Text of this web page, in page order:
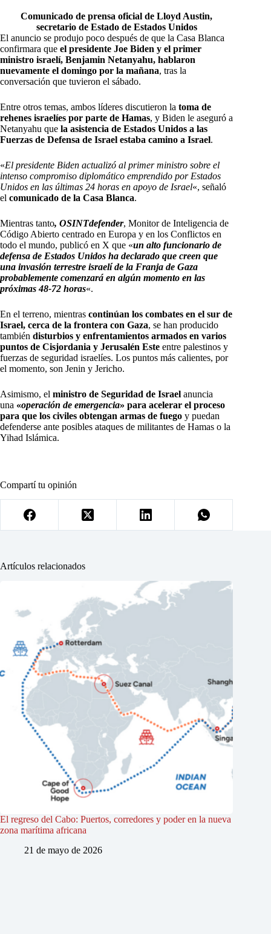
Comunicado de prensa oficial de Lloyd Austin,
secretario de Estado de Estados Unidos
El anuncio se produjo poco después de que la Casa Blanca
confirmara que el presidente Joe Biden y el primer
ministro israelí, Benjamin Netanyahu, hablaron
nuevamente el domingo por la mañana, tras la
conversación que tuvieron el sábado.
Entre otros temas, ambos líderes discutieron la toma de
rehenes israelíes por parte de Hamas, y Biden le aseguró a
Netanyahu que la asistencia de Estados Unidos a las
Fuerzas de Defensa de Israel estaba camino a Israel.
«El presidente Biden actualizó al primer ministro sobre el
intenso compromiso diplomático emprendido por Estados
Unidos en las últimas 24 horas en apoyo de Israel«, señaló
el comunicado de la Casa Blanca.
Mientras tanto, OSINTdefender, Monitor de Inteligencia de
Código Abierto centrado en Europa y en los Conflictos en
todo el mundo, publicó en X que «un alto funcionario de
defensa de Estados Unidos ha declarado que creen que
una invasión terrestre israelí de la Franja de Gaza
probablemente comenzará en algún momento en las
próximas 48-72 horas«.
En el terreno, mientras continúan los combates en el sur de
Israel, cerca de la frontera con Gaza, se han producido
también disturbios y enfrentamientos armados en varios
puntos de Cisjordania y Jerusalén Este entre palestinos y
fuerzas de seguridad israelíes. Los puntos más calientes, por
el momento, son Jenin y Jericho.
Asimismo, el ministro de Seguridad de Israel anuncia
una «operación de emergencia» para acelerar el proceso
para que los civiles obtengan armas de fuego y puedan
defenderse ante posibles ataques de militantes de Hamas o la
Yihad Islámica.
Compartí tu opinión
Artículos relacionados
El regreso del Cabo: Puertos, corredores y poder en la nueva
zona marítima africana
21 de mayo de 2026